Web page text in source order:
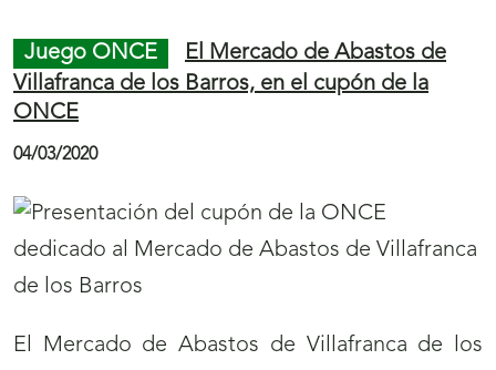
Juego ONCE
El Mercado de Abastos de
Villafranca de los Barros, en el cupón de la
ONCE
04/03/2020
El Mercado de Abastos de Villafranca de los